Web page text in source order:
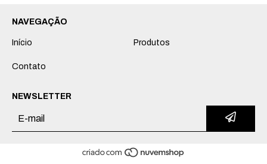
NAVEGAÇÃO
Início Produtos
Contato
NEWSLETTER